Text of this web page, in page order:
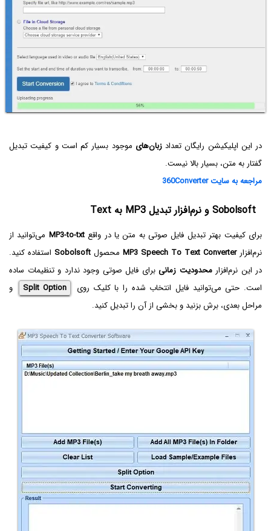
در این اپلیکیشن رایگان تعدادزبان‌های موجود بسیار کم است و کیفیت تبدیل
گفتار به متن، بسیار بالا نیست.
مراجعه به سایت 360Converter
Sobolsoft و نرم‌افزار تبدیل MP3‌ به Text
برای کیفیت بهتر تبدیل فایل صوتی به متن یا در واقعMP3-to-txt می‌توانید از
نرم‌افزارMP3 Speech To Text Converter محصول Sobolsoft استفاده کنید.
در این نرم‌افزارمحدودیت زمانی برای فایل صوتی وجود ندارد و تنظیمات ساده
است. حتی می‌توانید فایل انتخاب شده را با کلیک روی
Split Option
و
مراحل بعدی، برش بزنید و بخشی از آن را تبدیل کنید.